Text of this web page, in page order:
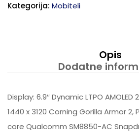
Kategorija: Mobiteli
Opis
Dodatne
Display: 6.9″ Dynamic LTPO AMOLED
1440 x 3120 Corning Gorilla Armor
core Qualcomm SM8850-AC